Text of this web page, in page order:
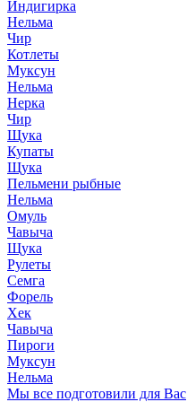
Индигирка
Нельма
Чир
Котлеты
Муксун
Нельма
Нерка
Чир
Щука
Купаты
Щука
Пельмени рыбные
Нельма
Омуль
Чавыча
Щука
Рулеты
Семга
Форель
Хек
Чавыча
Пироги
Муксун
Нельма
Мы все подготовили для Вас